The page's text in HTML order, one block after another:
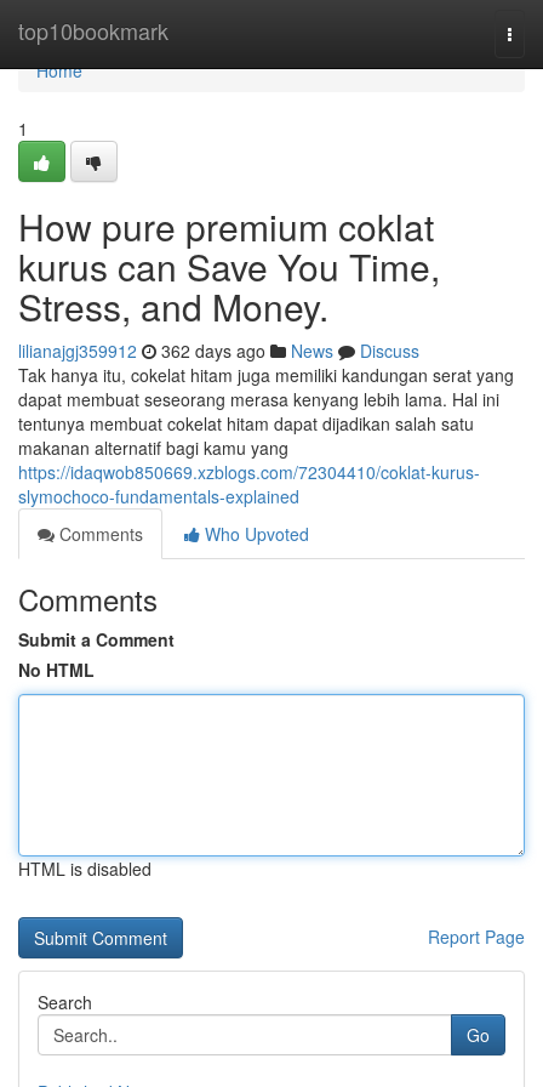
top10bookmark
Home
Home
1
How pure premium coklat
kurus can Save You Time,
Stress, and Money.
lilianajgj359912 362 days ago News
Discuss
Tak hanya itu, cokelat hitam juga memiliki kandungan serat yang
dapat membuat seseorang merasa kenyang lebih lama. Hal ini
tentunya membuat cokelat hitam dapat dijadikan salah satu
makanan alternatif bagi kamu yang
https://idaqwob850669.xzblogs.com/72304410/coklat-kurus-
slymochoco-fundamentals-explained
Comments
Who Upvoted
Comments
Submit a Comment
No HTML
HTML is disabled
Report Page
Search
Go